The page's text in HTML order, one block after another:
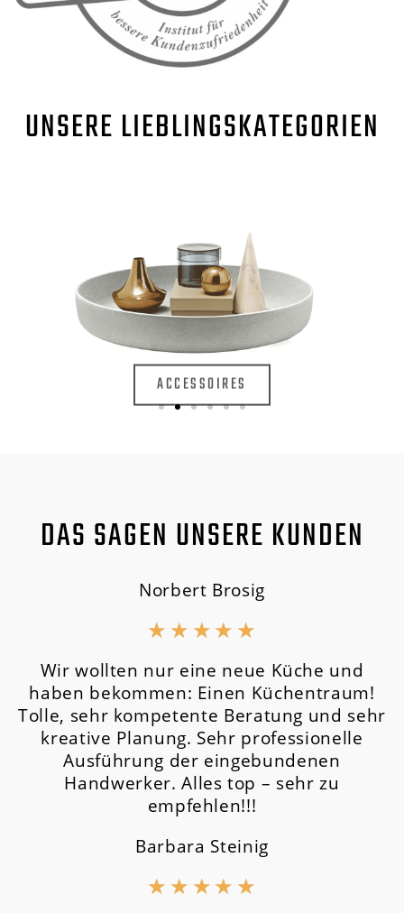
UNSERE LIEBLINGSKATEGORIEN
ACCESSOIRES
DAS SAGEN UNSERE KUNDEN
Norbert Brosig
★ ★ ★ ★ ★
Wir wollten nur eine neue Küche und
haben bekommen: Einen Küchentraum!
Tolle, sehr kompetente Beratung und sehr
kreative Planung. Sehr professionelle
Ausführung der eingebundenen
Handwerker. Alles top – sehr zu
empfehlen!!!
Barbara Steinig
★ ★ ★ ★ ★